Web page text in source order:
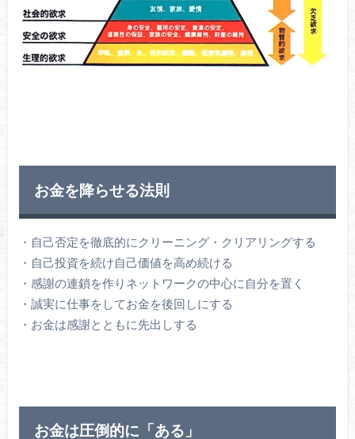
お金を降らせる法則
・自己否定を徹底的にクリーニング・クリアリングする
・自己投資を続け自己価値を高め続ける
・感謝の連鎖を作りネットワークの中心に自分を置く
・誠実に仕事をしてお金を後回しにする
・お金は感謝とともに先出しする
お金は圧倒的に「ある」